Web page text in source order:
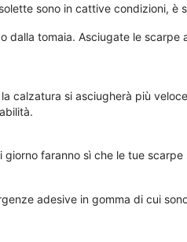
sono in cattive condizioni, è
tomaia. Asciugate le scarpe
calzatura si asciugherà più
faranno sì che le tue
adesive in gomma di cui